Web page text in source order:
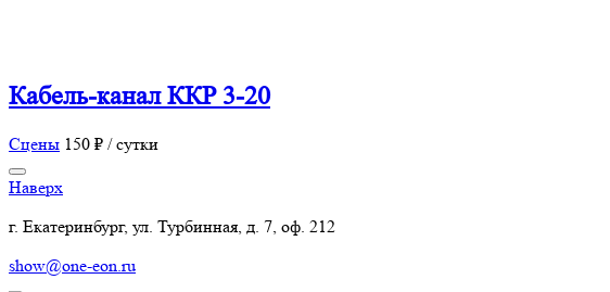
Кабель-канал ККР 3-20
Сцены 150 ₽ / сутки
Наверх
г. Екатеринбург, ул. Турбинная, д. 7, оф. 212
show@one-eon.ru